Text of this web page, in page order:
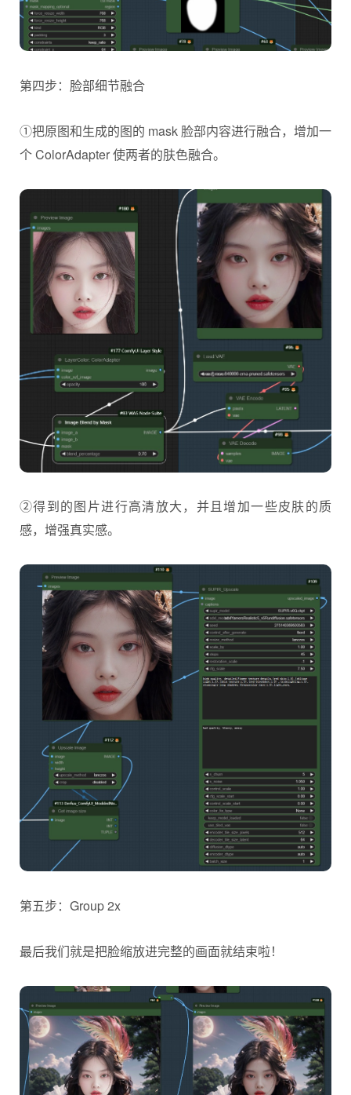
第四步：脸部细节融合
①把原图和生成的图的 mask 脸部内容进行融合，增加一
个 ColorAdapter 使两者的肤色融合。
②得到的图片进行高清放大，并且增加一些皮肤的质
感，增强真实感。
第五步：Group 2x
最后我们就是把脸缩放进完整的画面就结束啦！